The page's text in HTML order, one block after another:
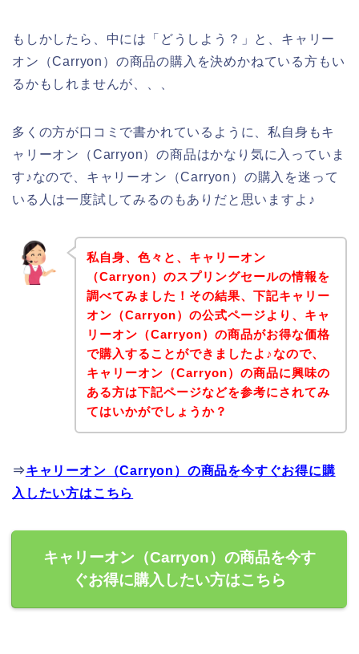
もしかしたら、中には「どうしよう？」と、キャリー
オン（Carryon）の商品の購入を決めかねている方もい
るかもしれませんが、、、
多くの方が口コミで書かれているように、私自身もキ
ャリーオン（Carryon）の商品はかなり気に入っていま
す♪なので、キャリーオン（Carryon）の購入を迷って
いる人は一度試してみるのもありだと思いますよ♪
私自身、色々と、キャリーオン
（Carryon）のスプリングセールの情報を
調べてみました！その結果、下記キャリー
オン（Carryon）の公式ページより、キャ
リーオン（Carryon）の商品がお得な価格
で購入することができましたよ♪なので、
キャリーオン（Carryon）の商品に興味の
ある方は下記ページなどを参考にされてみ
てはいかがでしょうか？
⇒キャリーオン（Carryon）の商品を今すぐお得に購
入したい方はこちら
キャリーオン（Carryon）の商品を今す
ぐお得に購入したい方はこちら